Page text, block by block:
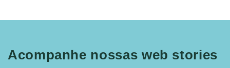
Acompanhe nossas web stories